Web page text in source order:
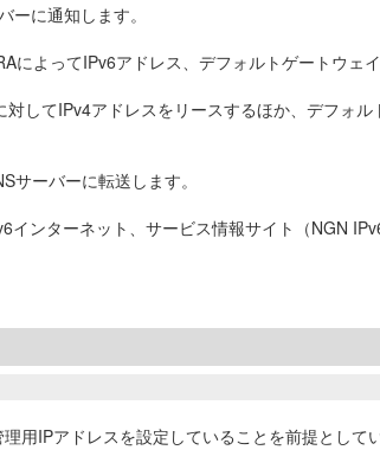
に通知します。
よってIPv6アドレス、デフォルトゲートウェ
してIPv4アドレスをリースするほか、デフォ
ーバーに転送します。
ンターネット、サービス情報サイト（NGN
用IPアドレスを設定していることを前提としてい